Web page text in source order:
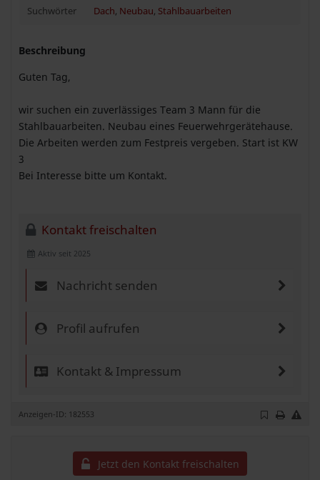
Suchwörter Dach, Neubau, Stahlbauarbeiten
Beschreibung
Guten Tag,
wir suchen ein zuverlässiges Team 3 Mann für die
Stahlbauarbeiten. Neubau eines Feuerwehrgerätehause.
Die Arbeiten werden zum Festpreis vergeben. Start ist KW
3
Bei Interesse bitte um Kontakt.
Kontakt freischalten
Aktiv seit 2025
Nachricht senden
Profil aufrufen
Kontakt & Impressum
Anzeigen-ID: 182553
Jetzt den Kontakt freischalten